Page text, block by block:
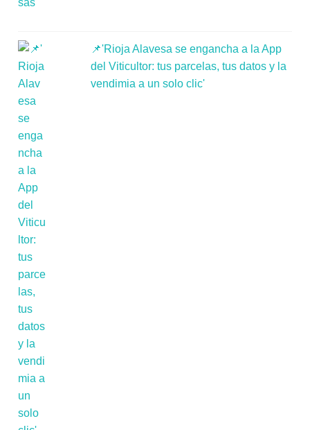
📌'Rioja Alavesa se engancha a la App
del Viticultor: tus parcelas, tus datos y la
vendimia a un solo clic'